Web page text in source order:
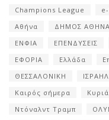
Champions League
Αθήνα
ΔΗΜΟΣ
ΕΝΦΙΑ
ΕΠΕΝΔΥΣΕΙΣ
ΕΦΟΡΙΑ
Ελλάδα
ΘΕΣΣΑΛΟΝΙΚΗ
ΙΣΡΑΗΛ
Καιρός σήμερα
Ντόναλντ Τραμπ